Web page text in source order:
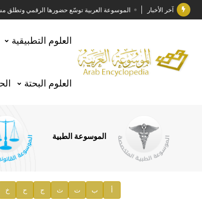
آخر الأخبار الموسوعة العربية توسّع حضورها الرقمي وتطلق
جائزة مجمع الملك سلمان العالمي للغة العربية 2025
الأستاذ إياد خالد الطباع مدير عام لهيئة الموسوعة
السيد محمد ياسين صالح وزيرا للثقافة
توصيات مجلس الإدارة
صدور المجلد السابع من موسوعة الآثار في سورية
إعلان..
العلوم التطبيقية
العلوم البحتة
الموسوعة الطبية
أ ب ت ث ج ح خ